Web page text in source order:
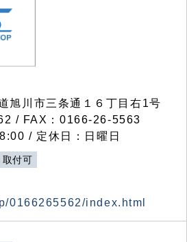
川市三条通１６丁目右1号
/ FAX：0166-26-5563
/ 定休日：日曜日
取付可
0166265562/index.html